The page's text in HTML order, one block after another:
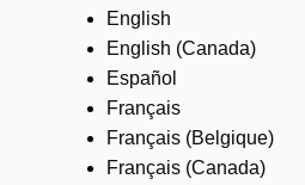
English
English (Canada)
Español
Français
Français (Belgique)
Français (Canada)